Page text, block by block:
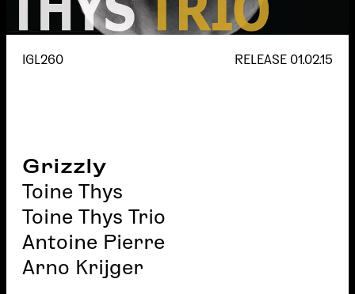
IGL260 RELEASE 01.02.15
Grizzly
Toine Thys
Toine Thys Trio
Antoine Pierre
Arno Krijger